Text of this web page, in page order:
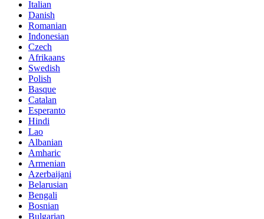
Italian
Danish
Romanian
Indonesian
Czech
Afrikaans
Swedish
Polish
Basque
Catalan
Esperanto
Hindi
Lao
Albanian
Amharic
Armenian
Azerbaijani
Belarusian
Bengali
Bosnian
Bulgarian